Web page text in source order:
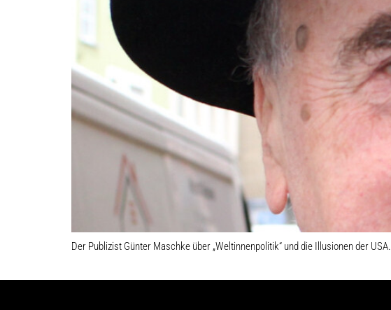
Der Publizist Günter Maschke über „Weltinnenpolitik“ und die Illusionen der USA.